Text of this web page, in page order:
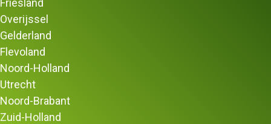
Friesland
Overijssel
Gelderland
Flevoland
Noord-Holland
Utrecht
Noord-Brabant
Zuid-Holland
Filter opties
Home/Golfbanen in Nederland
Golfbanen in Nederland
Uw zoekopdracht
×